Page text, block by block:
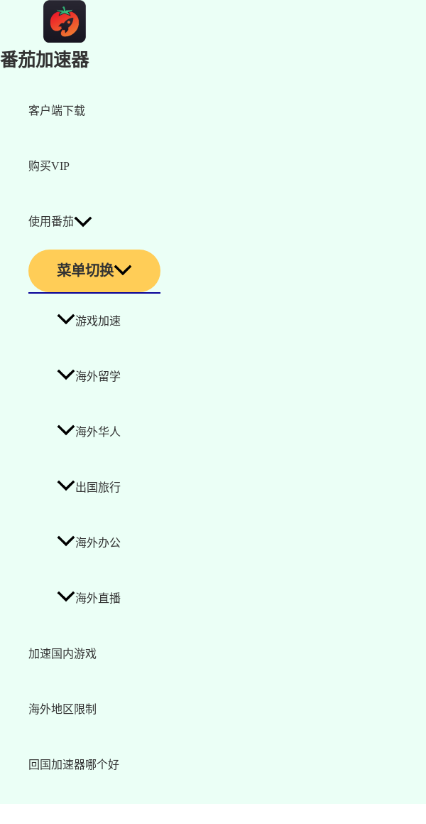
番茄加速器
客户端下载
购买VIP
使用番茄
菜单切换
游戏加速
海外留学
海外华人
出国旅行
海外办公
海外直播
加速国内游戏
海外地区限制
回国加速器哪个好